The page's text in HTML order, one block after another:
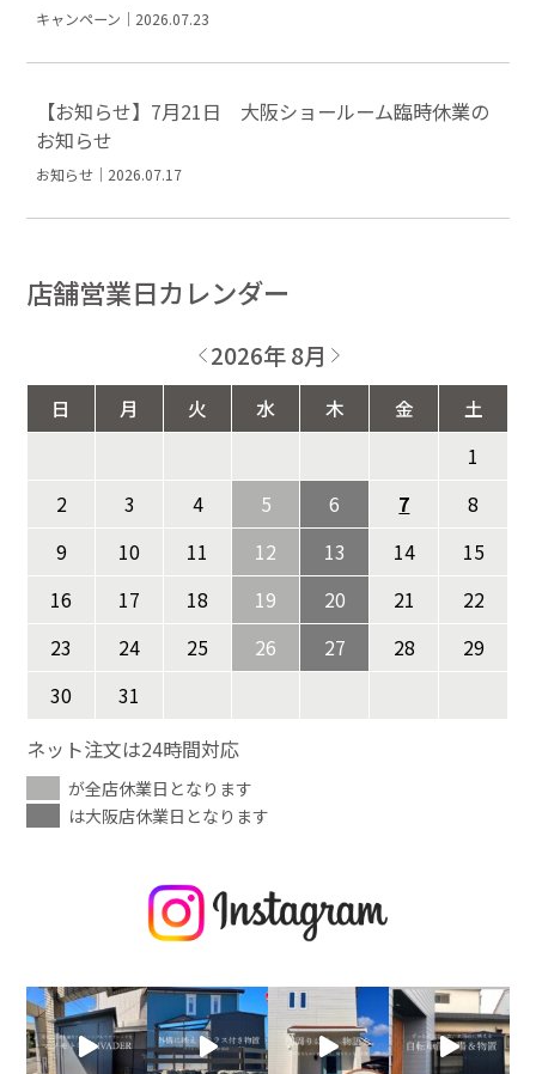
キャンペーン｜2026.07.23
【お知らせ】7月21日 大阪ショールーム臨時休業の
お知らせ
お知らせ｜2026.07.17
店舗営業日カレンダー
2026年 8月
日 月 火 水 木 金
土
1
2
3 4 5 6 7
8
9
10 11 12 13 14
15
16
17 18 19 20 21
22
23
24 25 26 27 28
29
30
31
ネット注文は24時間対応
が全店休業日となります
は大阪店休業日となります